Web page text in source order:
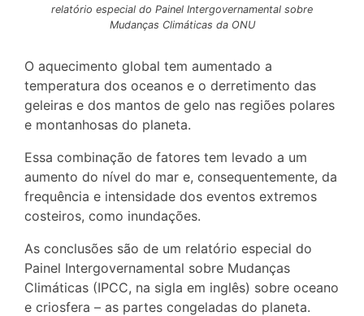
relatório especial do Painel Intergovernamental sobre
Mudanças Climáticas da ONU
O aquecimento global tem aumentado a
temperatura dos oceanos e o derretimento das
geleiras e dos mantos de gelo nas regiões polares
e montanhosas do planeta.
Essa combinação de fatores tem levado a um
aumento do nível do mar e, consequentemente, da
frequência e intensidade dos eventos extremos
costeiros, como inundações.
As conclusões são de um relatório especial do
Painel Intergovernamental sobre Mudanças
Climáticas (IPCC, na sigla em inglês) sobre oceano
e criosfera – as partes congeladas do planeta.